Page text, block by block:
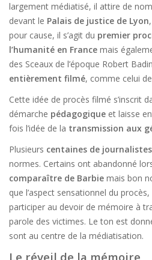
largement médiatisé, il attire de
devant le Palais de justice de Lyon
pour cause, il s’agit du premier
l’humanité en France mais
des Sceaux de l’époque Robert
entièrement filmé, comme celui
Cette idée de procès filmé s’inscrit
démarche pédagogique et laisse
fois l’idée de la transmission aux
Plusieurs centaines de journalistes
normes. Certains ont abandonné
comparaître de Barbie mais bon
que l’aspect sensationnel du
participer au devoir de mémoire à
parole des victimes. Le ton est
sont au centre de la médiatisation.
Le réveil de la mémoire